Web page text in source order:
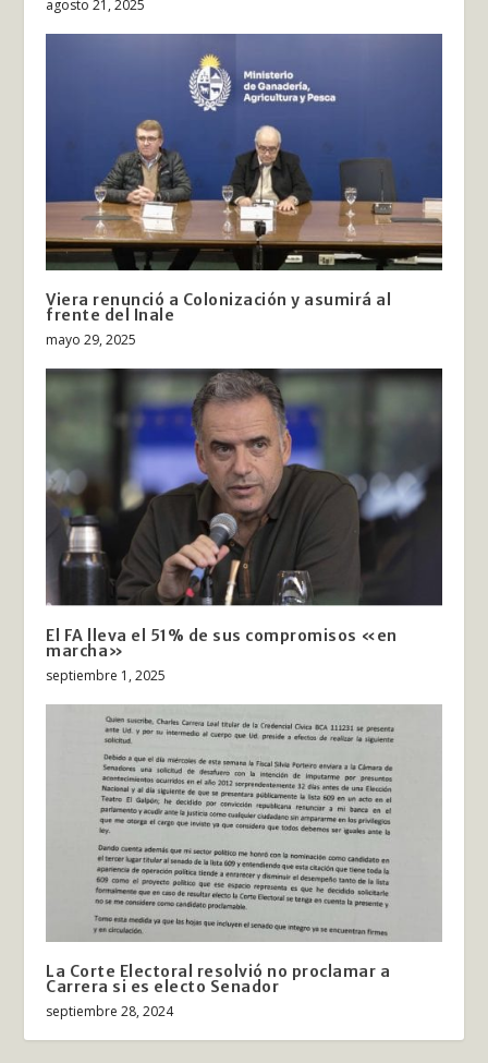
agosto 21, 2025
Viera renunció a Colonización y asumirá al
frente del Inale
mayo 29, 2025
El FA lleva el 51% de sus compromisos «en
marcha»
septiembre 1, 2025
La Corte Electoral resolvió no proclamar a
Carrera si es electo Senador
septiembre 28, 2024